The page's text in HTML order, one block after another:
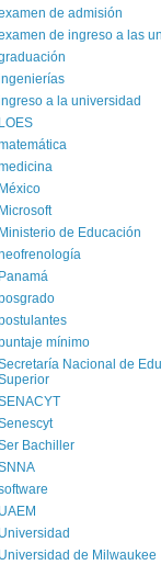
de admisión
de ingreso a las
a la universidad
LOES
México
Microsoft
Ministerio de Educación
Panamá
mínimo
Nacional de
Bachiller
UAEM
Universidad
Universidad de Milwaukee